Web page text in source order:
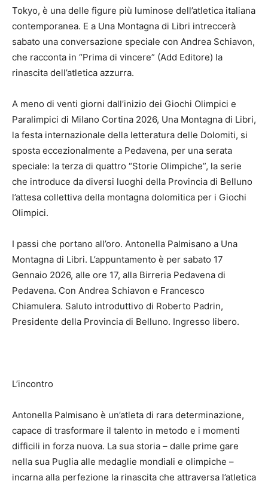
Tokyo, è una delle figure più luminose dell’atletica italiana
contemporanea. E a Una Montagna di Libri intreccerà
sabato una conversazione speciale con Andrea Schiavon,
che racconta in “Prima di vincere” (Add Editore) la
rinascita dell’atletica azzurra.
A meno di venti giorni dall’inizio dei Giochi Olimpici e
Paralimpici di Milano Cortina 2026, Una Montagna di Libri,
la festa internazionale della letteratura delle Dolomiti, si
sposta eccezionalmente a Pedavena, per una serata
speciale: la terza di quattro “Storie Olimpiche”, la serie
che introduce da diversi luoghi della Provincia di Belluno
l’attesa collettiva della montagna dolomitica per i Giochi
Olimpici.
I passi che portano all’oro. Antonella Palmisano a Una
Montagna di Libri. L’appuntamento è per sabato 17
Gennaio 2026, alle ore 17, alla Birreria Pedavena di
Pedavena. Con Andrea Schiavon e Francesco
Chiamulera. Saluto introduttivo di Roberto Padrin,
Presidente della Provincia di Belluno. Ingresso libero.
L’incontro
Antonella Palmisano è un’atleta di rara determinazione,
capace di trasformare il talento in metodo e i momenti
difficili in forza nuova. La sua storia – dalle prime gare
nella sua Puglia alle medaglie mondiali e olimpiche –
incarna alla perfezione la rinascita che attraversa l’atletica